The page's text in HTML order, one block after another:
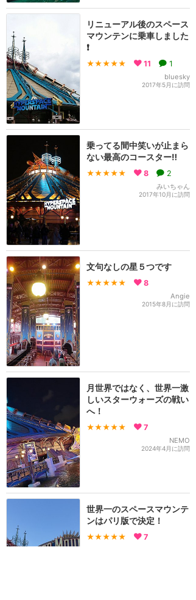
リニューアル後のスペース
マウンテンに乗車しました
❗
★★★★★ 11 1
bluesky
2017年5月に訪問
乗ってる間中笑いが止まら
ない最高のコースター‼️
★★★★★ 8 2
みいちゃん
2017年10月に訪問
文句なしの星５つです
★★★★★ 8
Angie
2015年8月に訪問
月世界ではなく、世界一激
しいスターウォーズの戦い
へ！
★★★★★ 7
NEMO
2024年4月に訪問
世界一のスペースマウンテ
ンはパリ版で決定！
★★★★★ 7